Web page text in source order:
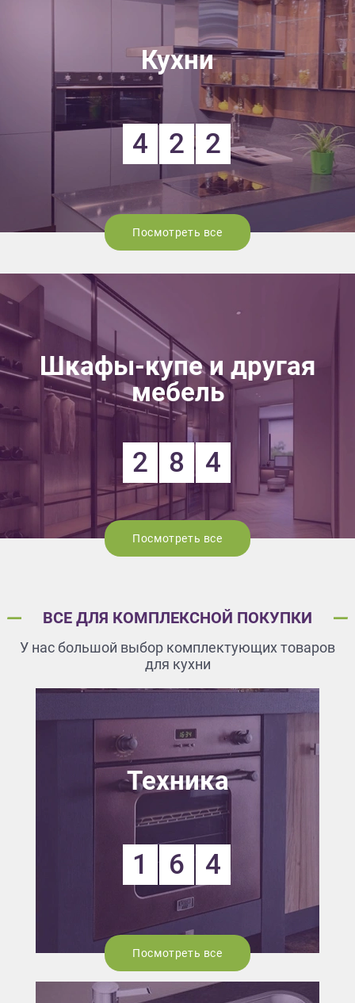
Кухни
4 2 2
Посмотреть все
Шкафы-купе и другая
мебель
2 8 4
Посмотреть все
ВСЕ ДЛЯ КОМПЛЕКСНОЙ ПОКУПКИ
У нас большой выбор комплектующих товаров
для кухни
Техника
1 6 4
Посмотреть все